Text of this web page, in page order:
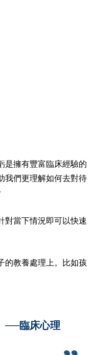
是擁有豐富臨床經驗的
我們更理解如何去對待
對當下情況即可以快速
的教養處理上。比如孩
──臨床心理